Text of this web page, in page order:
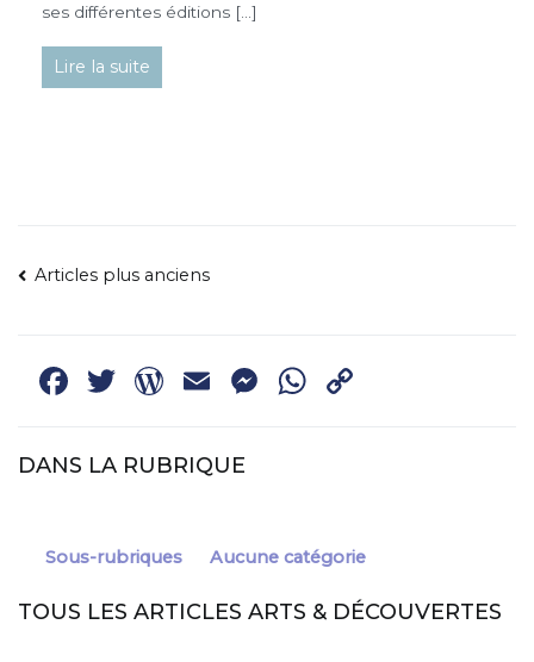
ses différentes éditions […]
Lire la suite
NAVIGATION
Articles plus anciens
Facebook
Twitter
WordPress
EmailMessenger
WhatsApp
DANS LA RUBRIQUE
Sous-rubriques Aucune catégorie
TOUS LES ARTICLES ARTS & DÉCOUVERTES